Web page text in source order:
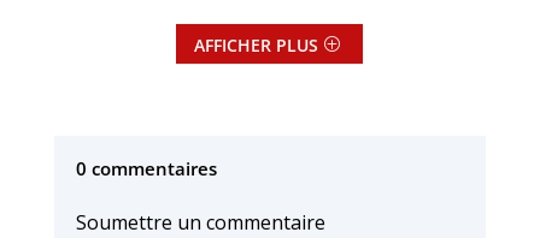
AFFICHER PLUS
0 commentaires
Soumettre un commentaire